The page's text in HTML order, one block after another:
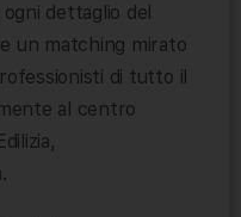
dettaglio del
un matching mirato
di tutto il
al centro